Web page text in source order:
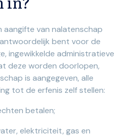
aangifte van nalatenschap
bent voor de
ingewikkelde administratieve
deze worden doorlopen,
is aangegeven, alle
tot de erfenis zelf stellen:
betalen;
elektriciteit, gas en